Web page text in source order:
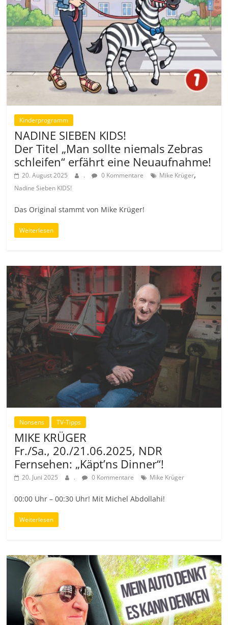
Kinderprogramm
NADINE SIEBEN KIDS!
Der Titel „Man sollte niemals Zebras
schleifen“ erfährt eine Neuaufnahme!
20. August 2025 . 0 Kommentare Mike Krüger,
Nadine Sieben KIDS!
Das Original stammt von Mike Krüger!
Weiterlesen
Nonsens TV-Tipps
MIKE KRÜGER
Fr./Sa., 20./21.06.2025, NDR
Fernsehen: „Käpt’ns Dinner“!
20. Juni 2025 . 0 Kommentare Mike Krüger
00:00 Uhr – 00:30 Uhr! Mit Michel Abdollahi!
Weiterlesen